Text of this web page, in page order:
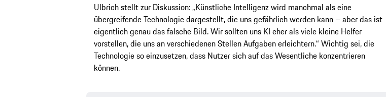
Ulbrich stellt zur Diskussion: „Künstliche Intelligenz wird manchmal als eine
übergreifende Technologie dargestellt, die uns gefährlich werden kann – aber das ist
eigentlich genau das falsche Bild. Wir sollten uns KI eher als viele kleine Helfer
vorstellen, die uns an verschiedenen Stellen Aufgaben erleichtern.“ Wichtig sei, die
Technologie so einzusetzen, dass Nutzer sich auf das Wesentliche konzentrieren
können.